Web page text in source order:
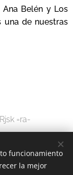
Belén y Los
una de nuestras
=ra-
funcionamiento
la mejor